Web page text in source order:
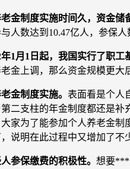
金制度实施时间久，资金储
人数达到10.47亿人，参保
1月1日起，我国实行了职
金上调，那么资金规模更大
金制度实施。 表面看是个人
二支柱的年金制度都还是
家为了能参加个人养老金
说明在此过程中又增加了
参保缴费的积极性。 想要***